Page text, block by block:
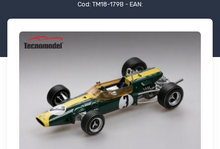
Cod: TM18-179B - EAN: